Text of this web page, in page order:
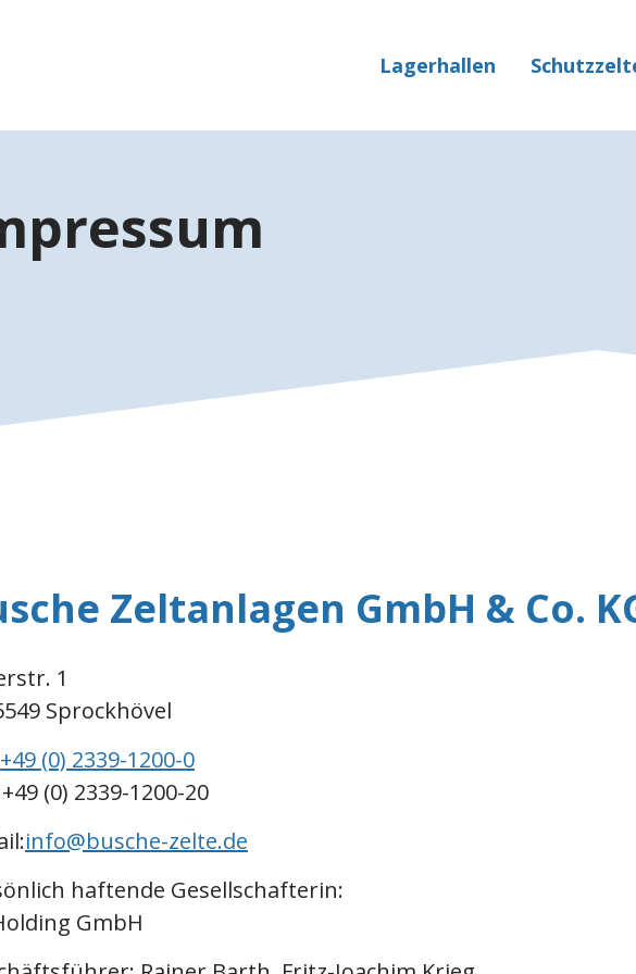
Lagerhallen
Zeltanlagen GmbH & Co.
1
Sprockhövel
+49 (0) 2339-1200-0
+49 (0) 2339-1200-20
info@busche-zelte.de
haftende Gesellschafterin:
GmbH